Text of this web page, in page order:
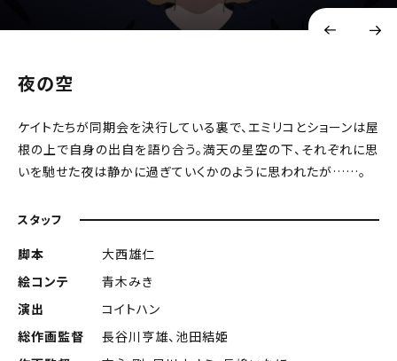
夜の空
ケイトたちが同期会を決行している裏で、エミリコとショーンは屋
根の上で自身の出自を語り合う。満天の星空の下、それぞれに思
いを馳せた夜は静かに過ぎていくかのように思われたが……。
スタッフ
脚本
大西雄仁
絵コンテ
青木みき
演出
コイトハン
総作画監督
長谷川亨雄、池田結姫